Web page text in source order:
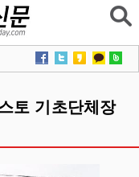
토 기초단체장